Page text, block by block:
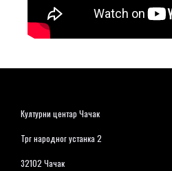
Културни центар Чачак
Трг народног устанка 2
32102 Чачак